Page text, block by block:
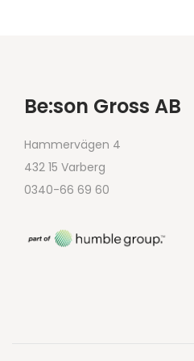
Be:son Gross AB
Hammervägen 4
432 15 Varberg
0340-66 69 60